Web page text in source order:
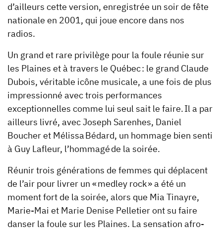
d’ailleurs cette version, enregistrée un soir de fête
nationale en 2001, qui joue encore dans nos
radios.
Un grand et rare privilège pour la foule réunie sur
les Plaines et à travers le Québec : le grand Claude
Dubois, véritable icône musicale, a une fois de plus
impressionné avec trois performances
exceptionnelles comme lui seul sait le faire. Il a par
ailleurs livré, avec Joseph Sarenhes, Daniel
Boucher et Mélissa Bédard, un hommage bien senti
à Guy Lafleur, l’hommagé de la soirée.
Réunir trois générations de femmes qui déplacent
de l’air pour livrer un « medley rock » a été un
moment fort de la soirée, alors que Mia Tinayre,
Marie-Mai et Marie Denise Pelletier ont su faire
danser la foule sur les Plaines. La sensation afro-